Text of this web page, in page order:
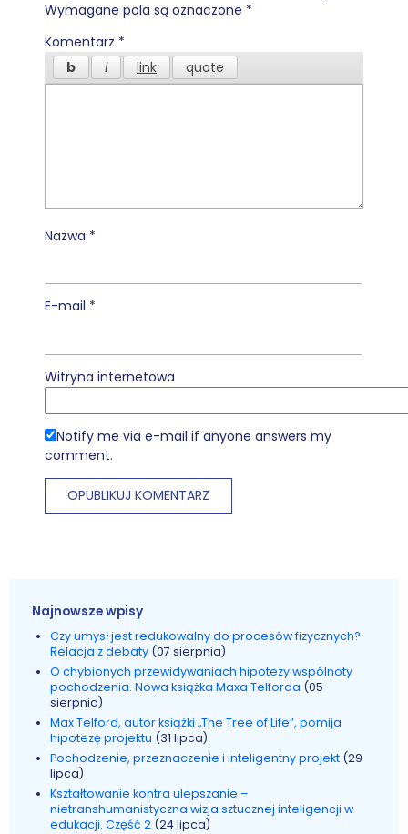
Wymagane pola są oznaczone *
Komentarz *
Nazwa *
E-mail *
Witryna internetowa
Notify me via e-mail if anyone answers my
comment.
Najnowsze wpisy
Czy umysł jest redukowalny do procesów fizycznych?
Relacja z debaty (07 sierpnia)
O chybionych przewidywaniach hipotezy wspólnoty
pochodzenia. Nowa książka Maxa Telforda (05
sierpnia)
Max Telford, autor książki „The Tree of Life”, pomija
hipotezę projektu (31 lipca)
Pochodzenie, przeznaczenie i inteligentny projekt (29
lipca)
Kształtowanie kontra ulepszanie –
nietranshumanistyczna wizja sztucznej inteligencji w
edukacji. Część 2 (24 lipca)